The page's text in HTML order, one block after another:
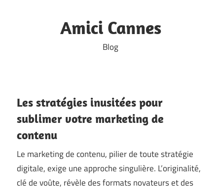
Amici Cannes
Blog
Les stratégies inusitées pour
sublimer votre marketing de
contenu
Le marketing de contenu, pilier de toute stratégie
digitale, exige une approche singulière. L’originalité,
clé de voûte, révèle des formats novateurs et des